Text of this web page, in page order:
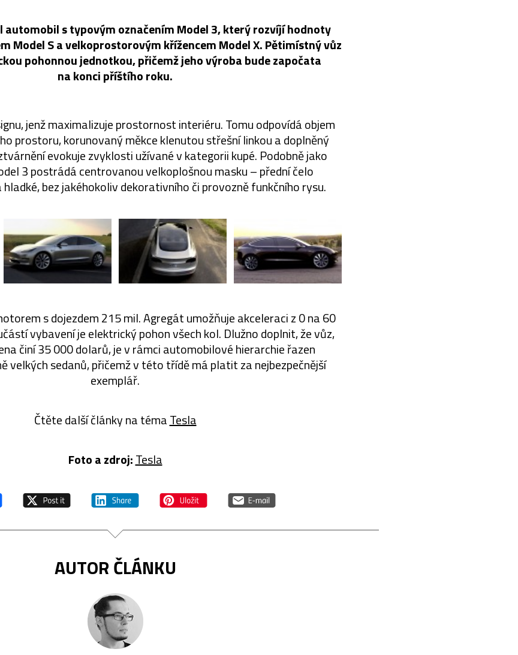
automobil s typovým označením Model 3, který rozvíjí hodnoty
Model S a velkoprostorovým křížencem Model X. Pětimístný vůz
pohonnou jednotkou, přičemž jeho výroba bude započata
na konci příštího roku.
jenž maximalizuje prostornost interiéru. Tomu odpovídá objem
prostoru, korunovaný měkce klenutou střešní linkou a doplněný
evokuje zvyklosti užívané v kategorii kupé. Podobně jako
3 postrádá centrovanou velkoplošnou masku – přední čelo
bez jakéhokoliv dekorativního či provozně funkčního rysu.
s dojezdem 215 mil. Agregát umožňuje akceleraci z 0 na 60
vybavení je elektrický pohon všech kol. Dlužno doplnit, že vůz,
činí 35 000 dolarů, je v rámci automobilové hierarchie řazen
velkých sedanů, přičemž v této třídě má platit za nejbezpečnější
exemplář.
Čtěte další články na témaTesla
Foto a zdroj:Tesla
AUTOR ČLÁNKU